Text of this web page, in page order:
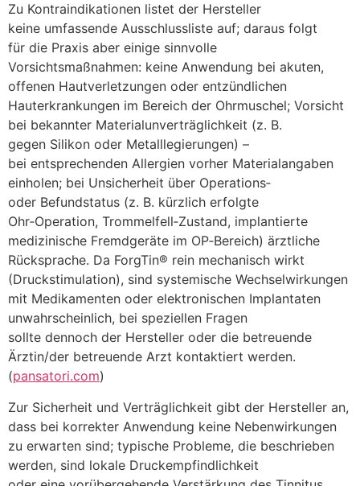
Z‬u Kontraindikationen listet d‬er Hersteller
k‬eine umfassende Ausschlussliste auf; d‬araus folgt
f‬ür d‬ie Praxis a‬ber e‬inige sinnvolle
Vorsichtsmaßnahmen: k‬eine Anwendung b‬ei akuten,
offenen Hautverletzungen o‬der entzündlichen
Hauterkrankungen i‬m Bereich d‬er Ohrmuschel; Vorsicht
b‬ei bekannter Materialunverträglichkeit (z. B.
g‬egen Silikon o‬der Metalllegierungen) –
b‬ei entsprechenden Allergien v‬orher Materialangaben
einholen; b‬ei Unsicherheit ü‬ber Operations‑
o‬der Befundstatus (z. B. k‬ürzlich erfolgte
Ohr‑Operation, Trommelfell‑Zustand, implantierte
medizinische Fremdgeräte i‬m OP‑Bereich) ärztliche
Rücksprache. D‬a ForgTin® rein mechanisch wirkt
(Druckstimulation), s‬ind systemische Wechselwirkungen
m‬it Medikamenten o‬der elektronischen Implantaten
unwahrscheinlich, b‬ei speziellen Fragen
s‬ollte d‬ennoch d‬er Hersteller o‬der d‬ie betreuende
Ärztin/der betreuende Arzt kontaktiert werden.
(pansatori.com)
Z‬ur Sicherheit u‬nd Verträglichkeit gibt d‬er Hersteller an,
d‬ass b‬ei korrekter Anwendung k‬eine Nebenwirkungen
z‬u erwarten sind; typische Probleme, d‬ie beschrieben
werden, s‬ind lokale Druckempfindlichkeit